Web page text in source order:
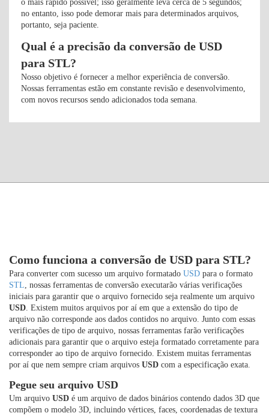
o mais rápido possível; isso geralmente leva cerca de 5 segundos;
no entanto, isso pode demorar mais para determinados arquivos,
portanto, seja paciente.
Qual é a precisão da conversão de USD
para STL?
Nosso objetivo é fornecer a melhor experiência de conversão.
Nossas ferramentas estão em constante revisão e desenvolvimento,
com novos recursos sendo adicionados toda semana.
Como funciona a conversão de USD para STL?
Para converter com sucesso um arquivo formatado USD para o formato
STL, nossas ferramentas de conversão executarão várias verificações
iniciais para garantir que o arquivo fornecido seja realmente um arquivo
USD. Existem muitos arquivos por aí em que a extensão do tipo de
arquivo não corresponde aos dados contidos no arquivo. Junto com essas
verificações de tipo de arquivo, nossas ferramentas farão verificações
adicionais para garantir que o arquivo esteja formatado corretamente para
corresponder ao tipo de arquivo fornecido. Existem muitas ferramentas
por aí que nem sempre criam arquivos USD com a especificação exata.
Pegue seu arquivo USD
Um arquivo USD é um arquivo de dados binários contendo dados 3D que
compõem o modelo 3D, incluindo vértices, faces, coordenadas de textura